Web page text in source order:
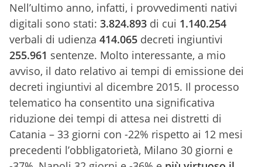
Nell’ultimo anno, infatti, i provvedimenti nativi
digitali sono stati: 3.824.893 di cui 1.140.254
verbali di udienza 414.065 decreti ingiuntivi
255.961 sentenze. Molto interessante, a mio
avviso, il dato relativo ai tempi di emissione dei
decreti ingiuntivi al dicembre 2015. Il processo
telematico ha consentito una significativa
riduzione dei tempi di attesa nei distretti di
Catania – 33 giorni con -22% rispetto ai 12 mesi
precedenti l’obbligatorietà, Milano 30 giorni e